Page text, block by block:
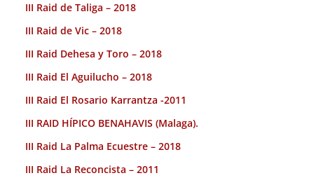
III Raid de Taliga – 2018
III Raid de Vic – 2018
III Raid Dehesa y Toro – 2018
III Raid El Aguilucho – 2018
III Raid El Rosario Karrantza -2011
III RAID HÍPICO BENAHAVIS (Malaga).
III Raid La Palma Ecuestre – 2018
III Raid La Reconcista – 2011